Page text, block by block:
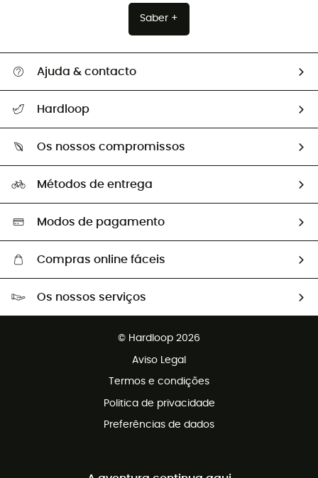
Saber +
Ajuda & contacto
Devoluções e reembolsos
Guia de tamanhos
Trocas & Devoluções
Hardloop
Os nossos embaixadores
Os nossos compromissos
Seleção eco-responsável
Métodos de entrega
Modos de pagamento
Compras online fáceis
Devoluções gratuitas em 100 dias
Os nossos serviços
© Hardloop 2026
Aviso Legal
Termos e condições
Politica de privacidade
Preferências de dados